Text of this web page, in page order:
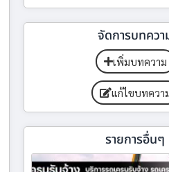
จัดการบทควา
เพิ่มบทความ
แก้ไขบทควา
รายการอื่นๆ